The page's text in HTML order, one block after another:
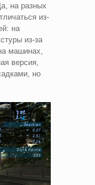
на разных
из-
на
из-за
машинах,
версия,
но